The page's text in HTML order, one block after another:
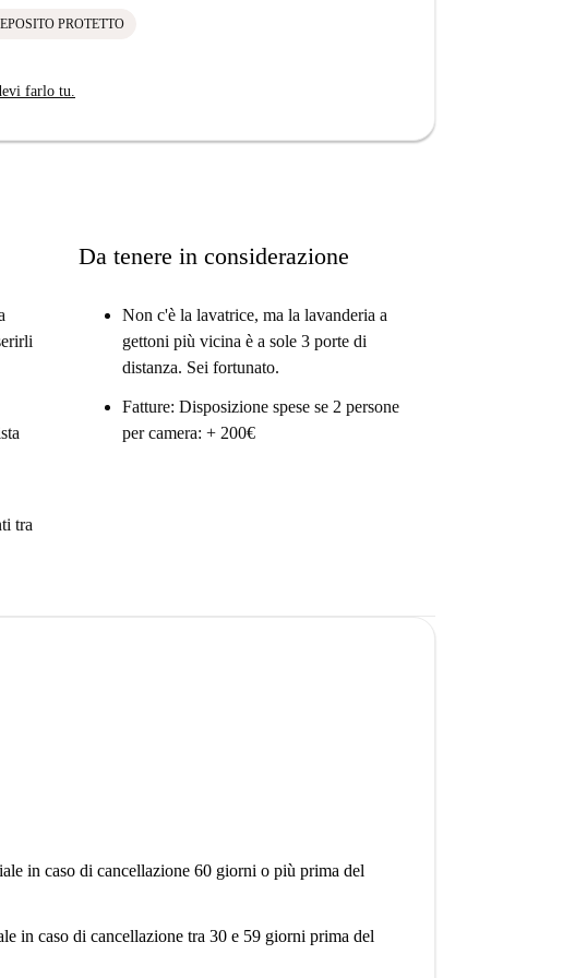
PROTETTO
farlo tu.
tra
Da tenere in considerazione
Non c'è la lavatrice, ma la lavanderia a
gettoni più vicina è a sole 3 porte di
distanza. Sei fortunato.
Fatture: Disposizione spese se 2 persone
per camera: + 200€
in caso di cancellazione 60 giorni o più prima del
in caso di cancellazione tra 30 e 59 giorni prima del